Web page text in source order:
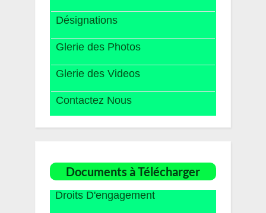
Désignations
Glerie des Photos
Glerie des Videos
Contactez Nous
Documents à Télécharger
Droits D'engagement